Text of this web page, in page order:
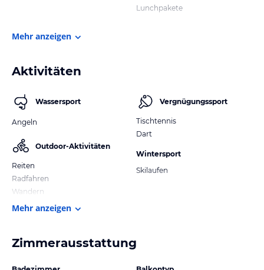
Lunchpakete
Mehr anzeigen
Aktivitäten
Wassersport
Angeln
Outdoor-Aktivitäten
Reiten
Radfahren
Wandern
Vergnügungssport
Tischtennis
Dart
Wintersport
Skilaufen
Mehr anzeigen
Zimmerausstattung